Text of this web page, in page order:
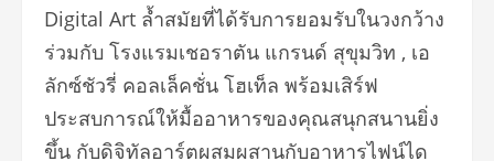
Digital Art ล้ำสมัยที่ได้รับการยอมรับในวงกว้าง
ร่วมกับ โรงแรมเชอราตัน แกรนด์ สุขุมวิท , เอ
ลักซ์ชัวรี่ คอลเล็คชั่น โฮเท็ล พร้อมเสิร์ฟ
ประสบการณ์ให้มื้ออาหารของคุณสนุกสนานยิ่ง
ขึ้น กับดิจิทัลอาร์ตผสมผสานกับอาหารไฟน์ได